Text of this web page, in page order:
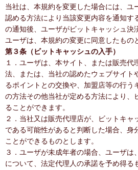
当社は、本規約を変更した場合には、ユ
認める方法により当該変更内容を通知す
の通知後、ユーザがビットキャッシュ決
ユーザは、本規約の変更に同意したもの
第３条（ビットキャッシュの入手）
１．ユーザは、本サイト、または販売代
法、または、当社の認めたウェブサイト
るポイントとの交換や、加盟店等の行う
の方法その他当社が定める方法により、
ることができます。
２．当社又は販売代理店が、ビットキャ
である可能性があると判断した場合、身
ことができるものとします。
３．ユーザが未成年者の場合、ユーザは
について、法定代理人の承諾を予め得る